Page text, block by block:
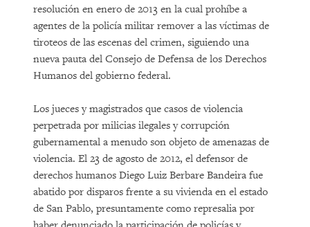
resolución en enero de 2013 en la cual prohíbe a
agentes de la policía militar remover a las víctimas de
tiroteos de las escenas del crimen, siguiendo una
nueva pauta del Consejo de Defensa de los Derechos
Humanos del gobierno federal.
Los jueces y magistrados que casos de violencia
perpetrada por milicias ilegales y corrupción
gubernamental a menudo son objeto de amenazas de
violencia. El 23 de agosto de 2012, el defensor de
derechos humanos Diego Luiz Berbare Bandeira fue
abatido por disparos frente a su vivienda en el estado
de San Pablo, presuntamente como represalia por